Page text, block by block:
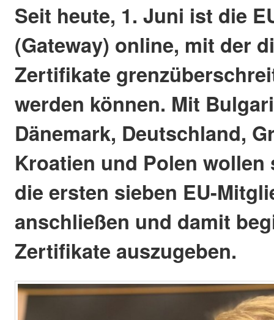
Seit heute, 1. Juni ist die
(Gateway) online, mit der
Zertifikate
werden können. Mit
Dänemark, Deutschland,
Kroatien und Polen
die ersten sieben EU-
anschließen und damit
Zertifikate auszugeben.